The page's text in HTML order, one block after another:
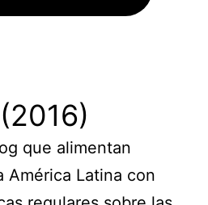
que alimentan
América Latina con